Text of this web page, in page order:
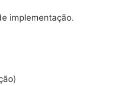
implementação.